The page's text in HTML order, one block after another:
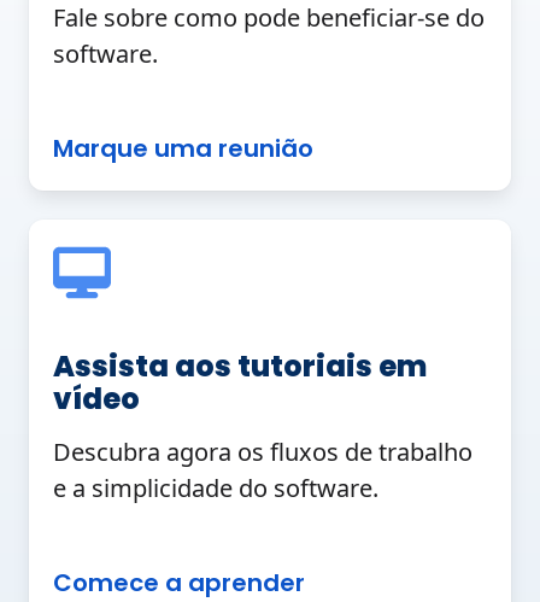
Fale sobre como pode beneficiar-se do
software.
Marque uma reunião
Assista aos tutoriais em
vídeo
Descubra agora os fluxos de trabalho
e a simplicidade do software.
Comece a aprender